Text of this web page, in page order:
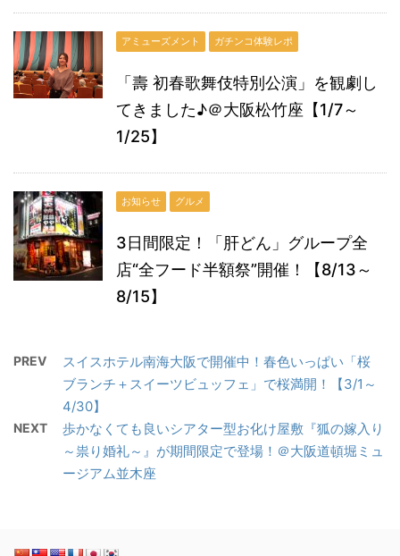
アミューズメント ガチンコ体験レポ
「壽 初春歌舞伎特別公演」を観劇し
てきました♪＠大阪松竹座【1/7～
1/25】
お知らせ グルメ
3日間限定！「肝どん」グループ全
店“全フード半額祭”開催！【8/13～
8/15】
PREV
スイスホテル南海大阪で開催中！春色いっぱい「桜
ブランチ＋スイーツビュッフェ」で桜満開！【3/1～
4/30】
NEXT
歩かなくても良いシアター型お化け屋敷『狐の嫁入り
～祟り婚礼～』が期間限定で登場！＠大阪道頓堀ミュ
ージアム並木座